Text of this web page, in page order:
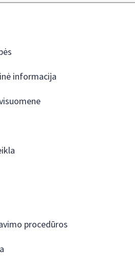
informacija
procedūros